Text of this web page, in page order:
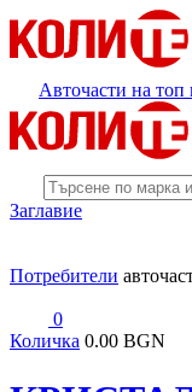
Авточасти на топ
Заглавие
Потребители
0
Количка 0.00 BGN